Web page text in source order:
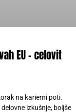
EU – celovit
na karierni poti.
izkušnje, boljše